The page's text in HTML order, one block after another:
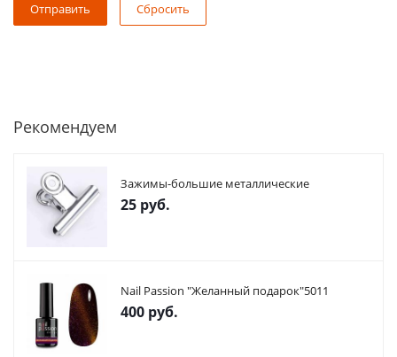
Сбросить
Рекомендуем
Зажимы-большие металлические
25 руб.
Nail Passion "Желанный подарок"5011
400 руб.